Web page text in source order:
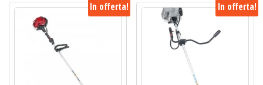
In offerta! In offerta!